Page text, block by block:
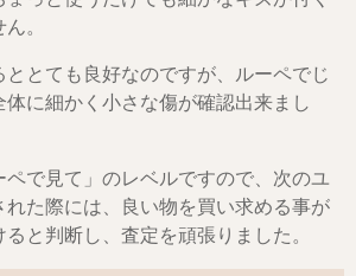
。
ととても良好なのですが、ルーペでじ
体に細かく小さな傷が確認出来まし
ペで見て」のレベルですので、次のユ
れた際には、良い物を買い求める事が
と判断し、査定を頑張りました。